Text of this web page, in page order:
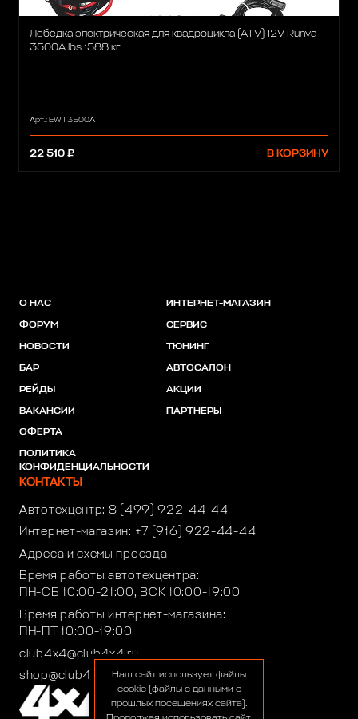
Лебёдка электрическая для квадроцикла (ATV) 12V Runva
3500A lbs 1588 кг
Арт.: EWT3500A
22 510 ₽ В КОРЗИНУ
О НАС
ФОРУМ
НОВОСТИ
БАР
РЕЙДЫ
ВАКАНСИИ
ОФЕРТА
ПОЛИТИКА
КОНФИДЕНЦИАЛЬНОСТИ
ИНТЕРНЕТ-МАГАЗИН
СЕРВИС
ТЮНИНГ
АВТОСАЛОН
АКЦИИ
ПАРТНЕРЫ
КОНТАКТЫ
Автотехцентр: 8 (499) 922-44-44
Интернет-магазин: +7 (916) 922-44-44
Адреса и схемы проезда
Время работы автотехцентра:
ПН-СБ 10:00-21:00, ВСК 10:00-19:00
Время работы интернет-магазина:
ПН-ПТ 10:00-19:00
club4x4@club4x4.ru
shop@club4x4.ruНаш сайт использует файлы
cookie (файлы с данными о
прошлых посещениях сайта).